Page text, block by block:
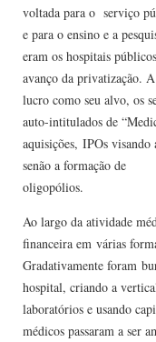
voltada para o serviço
e para o ensino e a
eram os hospitais
avanço da privatização.
lucro como seu alvo, os
auto-intitulados de
aquisições, IPOs visando
senão a formação de
oligopólios.
Ao largo da atividade
financeira em várias
Gradativamente foram
hospital, criando a
laboratórios e usando
médicos passaram a ser